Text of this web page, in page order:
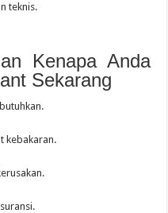
teknis.
Kenapa Anda
Sekarang
kebakaran.